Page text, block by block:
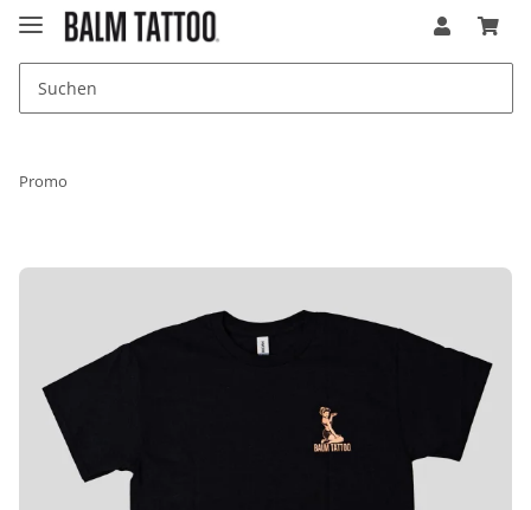
Promo